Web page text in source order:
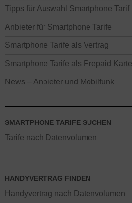
Tipps für Auswahl Smartphone Tarif
Anbieter für Smartphone Tarife
Smartphone Tarife als Vertrag
Smartphone Tarife als Prepaid Karte
News – Anbieter und Mobilfunk
SMARTPHONE TARIFE SUCHEN
Tarife nach Datenvolumen
HANDYVERTRAG FINDEN
Handyvertrag nach Datenvolumen